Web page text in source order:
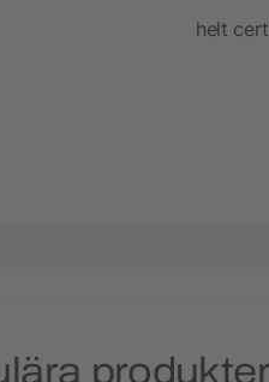
helt